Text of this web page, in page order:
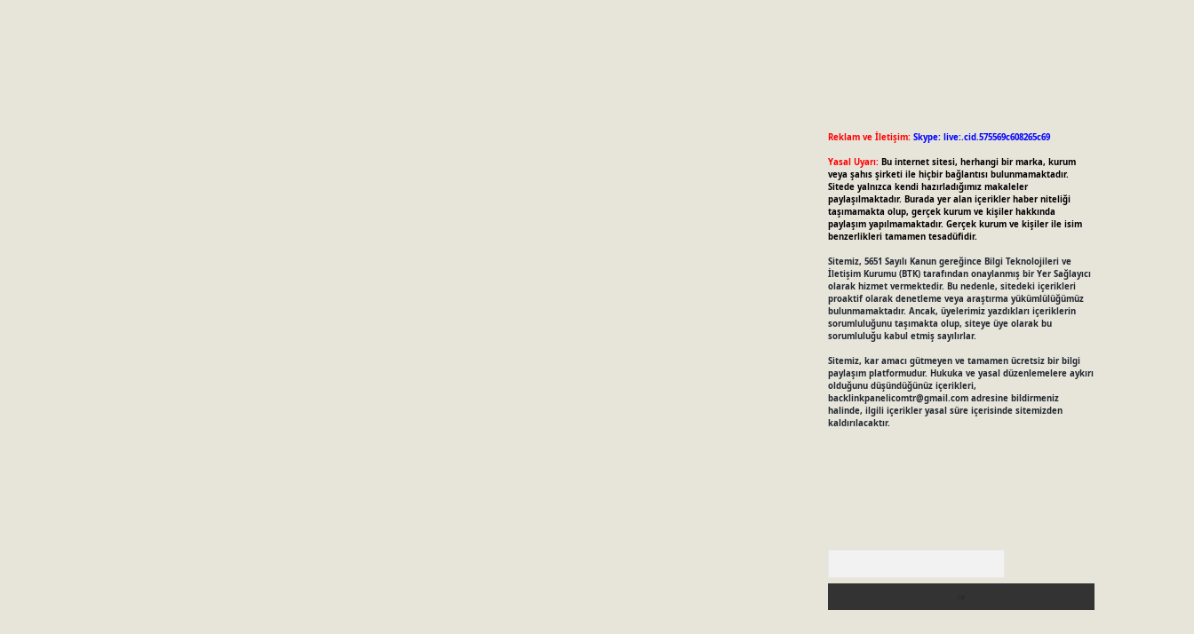
Reklam ve İletişim: Skype: live:.cid.575569c608265c69
Yasal Uyarı: Bu internet sitesi, herhangi bir marka, kurum
veya şahıs şirketi ile hiçbir bağlantısı bulunmamaktadır.
Sitede yalnızca kendi hazırladığımız makaleler
paylaşılmaktadır. Burada yer alan içerikler haber niteliği
taşımamakta olup, gerçek kurum ve kişiler hakkında
paylaşım yapılmamaktadır. Gerçek kurum ve kişiler ile isim
benzerlikleri tamamen tesadüfidir.
Sitemiz, 5651 Sayılı Kanun gereğince Bilgi Teknolojileri ve
İletişim Kurumu (BTK) tarafından onaylanmış bir Yer Sağlayıcı
olarak hizmet vermektedir. Bu nedenle, sitedeki içerikleri
proaktif olarak denetleme veya araştırma yükümlülüğümüz
bulunmamaktadır. Ancak, üyelerimiz yazdıkları içeriklerin
sorumluluğunu taşımakta olup, siteye üye olarak bu
sorumluluğu kabul etmiş sayılırlar.
Sitemiz, kar amacı gütmeyen ve tamamen ücretsiz bir bilgi
paylaşım platformudur. Hukuka ve yasal düzenlemelere aykırı
olduğunu düşündüğünüz içerikleri,
backlinkpanelicomtr@gmail.comadresine bildirmeniz
halinde, ilgili içerikler yasal süre içerisinde sitemizden
kaldırılacaktır.